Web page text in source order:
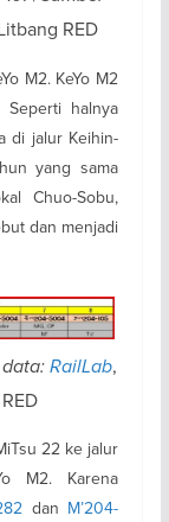
RED
M2. KeYo M2
Seperti halnya
di jalur Keihin-
yang sama
Chuo-Sobu,
dan menjadi
data:RailLab,
22 ke jalur
M2. Karena
dan M’204-